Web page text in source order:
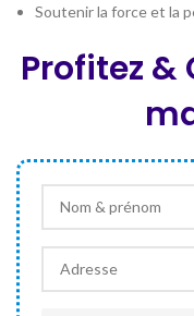
Soutenir la force et la
Profitez &